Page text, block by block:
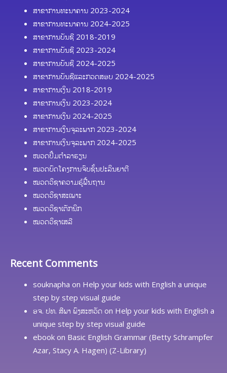
ສາຂາການທະນາຄານ 2023-2024
ສາຂາການທະນາຄານ 2024-2025
ສາຂາການບັນຊີ 2018-2019
ສາຂາການບັນຊີ 2023-2024
ສາຂາການບັນຊີ 2024-2025
ສາຂາການບັນຊີແລະກວດສອບ 2024-2025
ສາຂາການເງິນ 2018-2019
ສາຂາການເງິນ 2023-2024
ສາຂາການເງິນ 2024-2025
ສາຂາການເງິນຈຸລະພາກ 2023-2024
ສາຂາການເງິນຈຸລະພາກ 2024-2025
ໜວດປຶ້ມຕຳລາຮຽນ
ໝວດບົດໂຄງການຈົບຊັ້ນປະລິນຍາຕີ
ໝວດວິຊາຄວາມຮູ້ຟື້ນຖານ
ໝວດວິຊາສະເພາະ
ໝວດວິຊາເຕັກນິກ
ໝວດວິຊາເສລີ
Recent Comments
souknapha on Help your kids with English a unique
step by step visual guide
ອຈ. ປທ. ສີພາ ພົງສະຫວັດ on Help your kids with English a
unique step by step visual guide
ebook on Basic English Grammar (Betty Schrampfer
Azar, Stacy A. Hagen) (Z-Library)